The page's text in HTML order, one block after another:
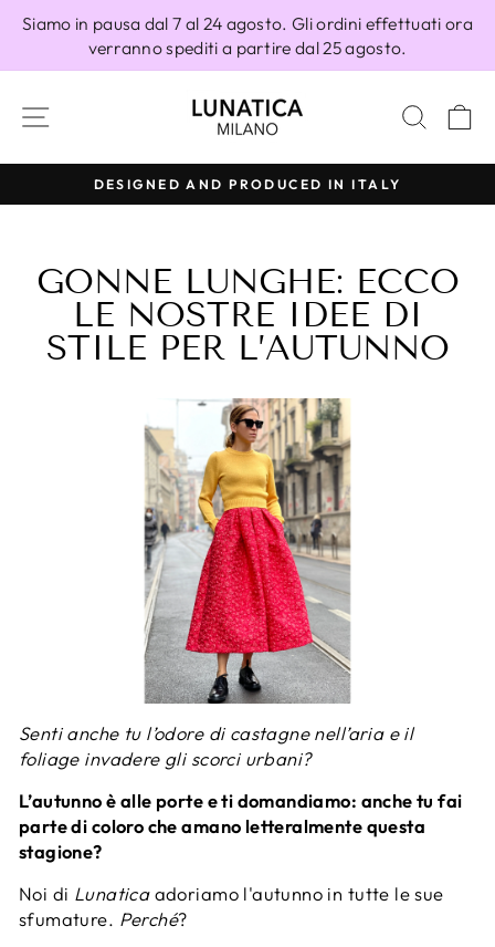
direttamente
Siamo in pausa dal 7 al 24 agosto. Gli ordini effettuati ora
verranno spediti a partire dal 25 agosto.
NAVIGAZIONE DEL SITO
Metti
presentazione
100% MADE IN ITALY
GONNE LUNGHE: ECCO
LE NOSTRE IDEE DI
STILE PER L’AUTUNNO
Senti anche tu l’odore di castagne nell’aria e il
foliage invadere gli scorci urbani?
L’autunno è alle porte e ti domandiamo: anche tu fai
parte di coloro che amano letteralmente questa
stagione?
Noi di Lunaticaadoriamo l'autunno in tutte le sue
sfumature. Perché?